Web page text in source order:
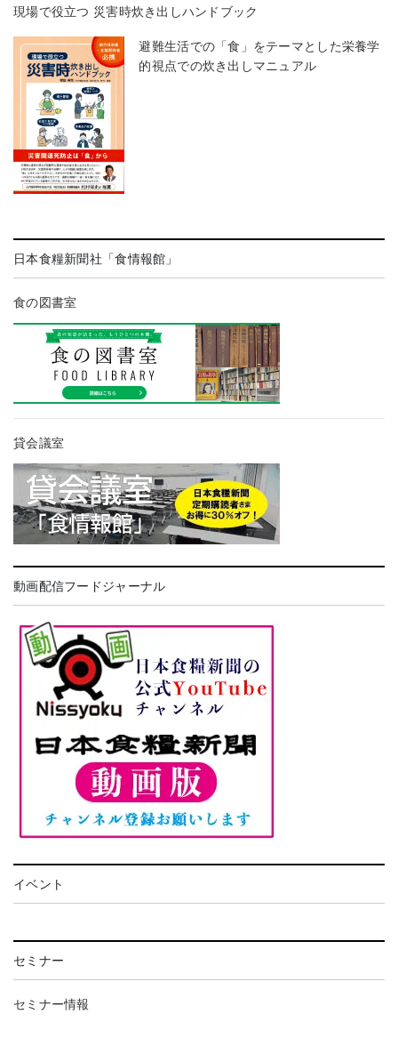
現場で役立つ 災害時炊き出しハンドブック
避難生活での「食」をテーマとした栄養学
的視点での炊き出しマニュアル
日本食糧新聞社「食情報館」
食の図書室
貸会議室
動画配信フードジャーナル
イベント
セミナー
セミナー情報